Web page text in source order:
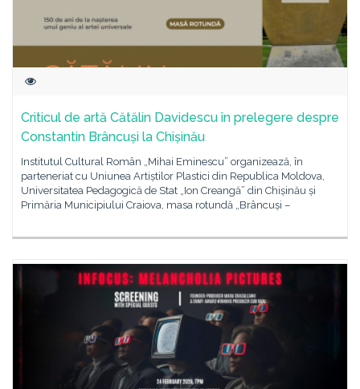
Criticul de artă Cătălin Davidescu în prelegere despre
Constantin Brâncuși la Chișinău
Institutul Cultural Român „Mihai Eminescu” organizează, în
parteneriat cu Uniunea Artiștilor Plastici din Republica Moldova,
Universitatea Pedagogică de Stat „Ion Creangă” din Chișinău și
Primăria Municipiului Craiova, masa rotundă „Brâncuși –